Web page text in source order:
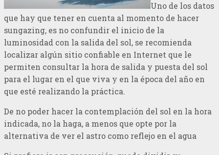
Uno de los datos
que hay que tener en cuenta al momento de hacer
sungazing, es no confundir el inicio de la
luminosidad con la salida del sol, se recomienda
localizar algún sitio confiable en Internet que le
permiten consultar la hora de salida y puesta del sol
para el lugar en el que viva y en la época del año en
que esté realizando la práctica.
De no poder hacer la contemplación del sol en la hora
indicada, no la haga, a menos que opte por la
alternativa de ver el astro como reflejo en el agua